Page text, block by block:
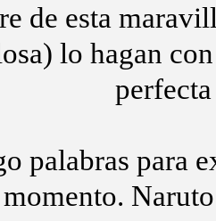
de esta
lo hagan
palabras para
momento.